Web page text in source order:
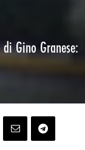
Gino Granese: